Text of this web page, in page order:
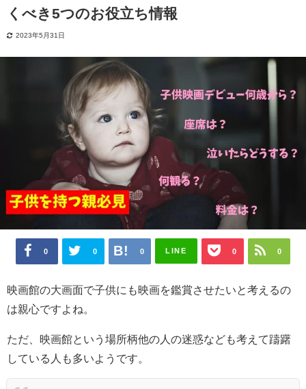
くべき5つのお役立ち情報
2023年5月31日
0 0 0 LINE 0 0
映画館の大画面で子供にも映画を鑑賞させたいと考えるの
は親心ですよね。
ただ、映画館という場所柄他の人の迷惑なども考えて躊躇
している人も多いようです。